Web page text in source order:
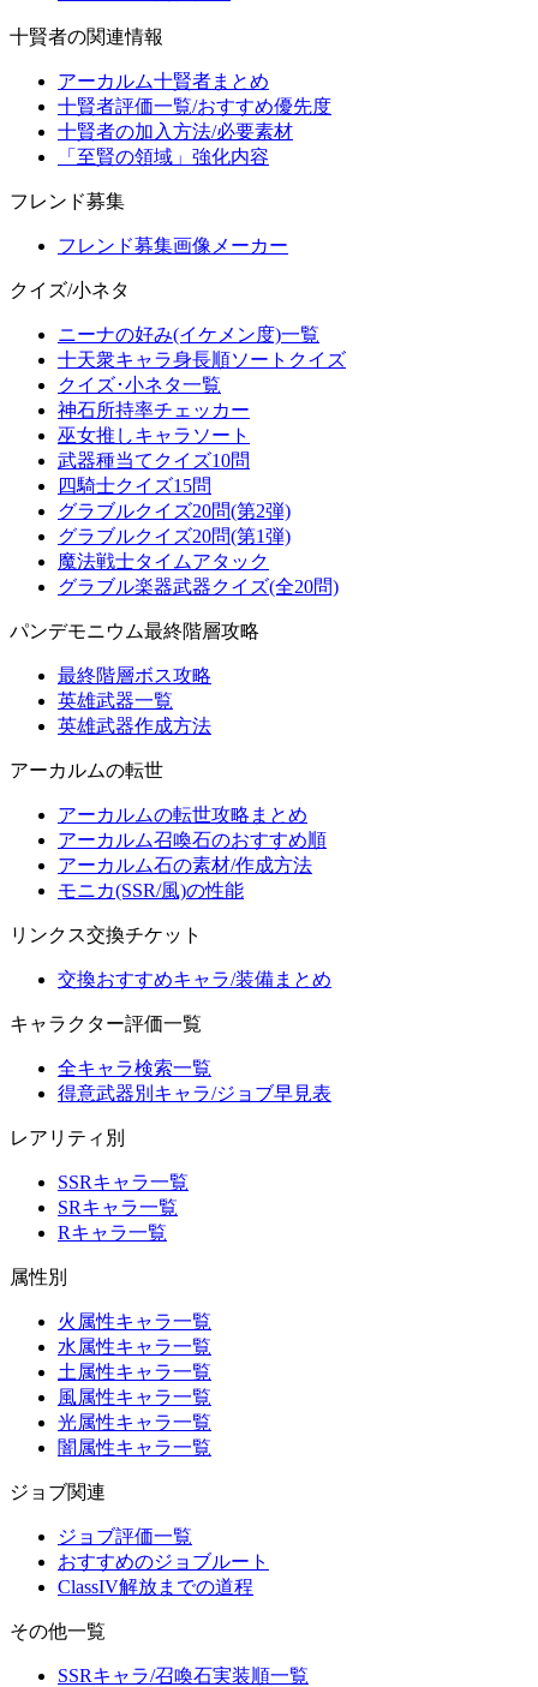
十賢者の関連情報
アーカルム十賢者まとめ
十賢者評価一覧/おすすめ優先度
十賢者の加入方法/必要素材
「至賢の領域」強化内容
フレンド募集
フレンド募集画像メーカー
クイズ/小ネタ
ニーナの好み(イケメン度)一覧
十天衆キャラ身長順ソートクイズ
クイズ･小ネタ一覧
神石所持率チェッカー
巫女推しキャラソート
武器種当てクイズ10問
四騎士クイズ15問
グラブルクイズ20問(第2弾)
グラブルクイズ20問(第1弾)
魔法戦士タイムアタック
グラブル楽器武器クイズ(全20問)
パンデモニウム最終階層攻略
最終階層ボス攻略
英雄武器一覧
英雄武器作成方法
アーカルムの転世
アーカルムの転世攻略まとめ
アーカルム召喚石のおすすめ順
アーカルム石の素材/作成方法
モニカ(SSR/風)の性能
リンクス交換チケット
交換おすすめキャラ/装備まとめ
キャラクター評価一覧
全キャラ検索一覧
得意武器別キャラ/ジョブ早見表
レアリティ別
SSRキャラ一覧
SRキャラ一覧
Rキャラ一覧
属性別
火属性キャラ一覧
水属性キャラ一覧
土属性キャラ一覧
風属性キャラ一覧
光属性キャラ一覧
闇属性キャラ一覧
ジョブ関連
ジョブ評価一覧
おすすめのジョブルート
ClassIV解放までの道程
その他一覧
SSRキャラ/召喚石実装順一覧